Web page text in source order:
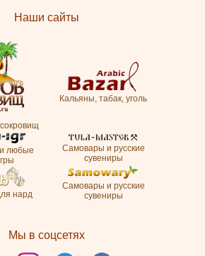
Наши сайты
Кальяны, табак, уголь
любые
Самовары и русские
сувениры
нард
Самовары и русские
сувениры
Мы в соцсетях